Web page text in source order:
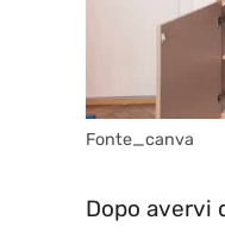
Fonte_canva
Dopo avervi